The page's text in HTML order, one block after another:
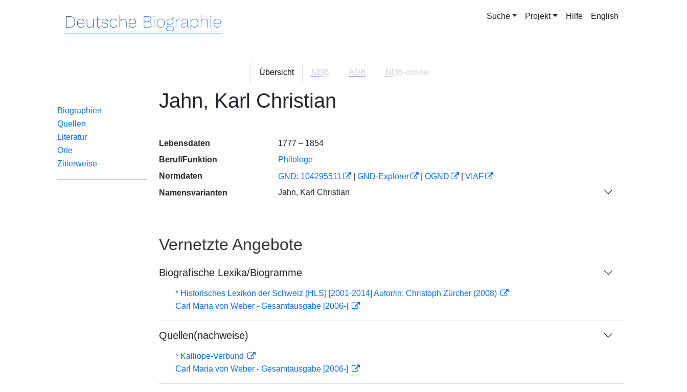
Deutsche Biographie Suche Projekt Hilfe English
Übersicht NDB ADB NDB-online
Biographien
Quellen
Literatur
Orte
Zitierweise
Jahn, Karl Christian
Lebensdaten
1777 – 1854
Beruf/Funktion
Philologe
Normdaten
GND: 104295511 GND-Explorer OGND
VIAF
Namensvarianten
Jahn, Karl Christian
Vernetzte Angebote
Biografische Lexika/Biogramme
* Historisches Lexikon der Schweiz (HLS) [2001-2014] Autor/in: Christoph Zürcher (2008)
Carl Maria von Weber - Gesamtausgabe [2006-]
Quellen(nachweise)
* Kalliope-Verbund
Carl Maria von Weber - Gesamtausgabe [2006-]